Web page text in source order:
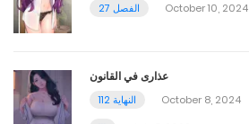
الفصل 27
October 10, 2024
عذارى في القانون
112 النهاية
October 8, 2024